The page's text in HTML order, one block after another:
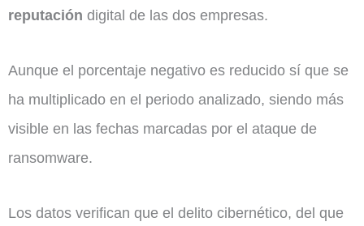
reputación digital de las dos empresas.
Aunque el porcentaje negativo es reducido sí que se
ha multiplicado en el periodo analizado, siendo más
visible en las fechas marcadas por el ataque de
ransomware.
Los datos verifican que el delito cibernético, del que